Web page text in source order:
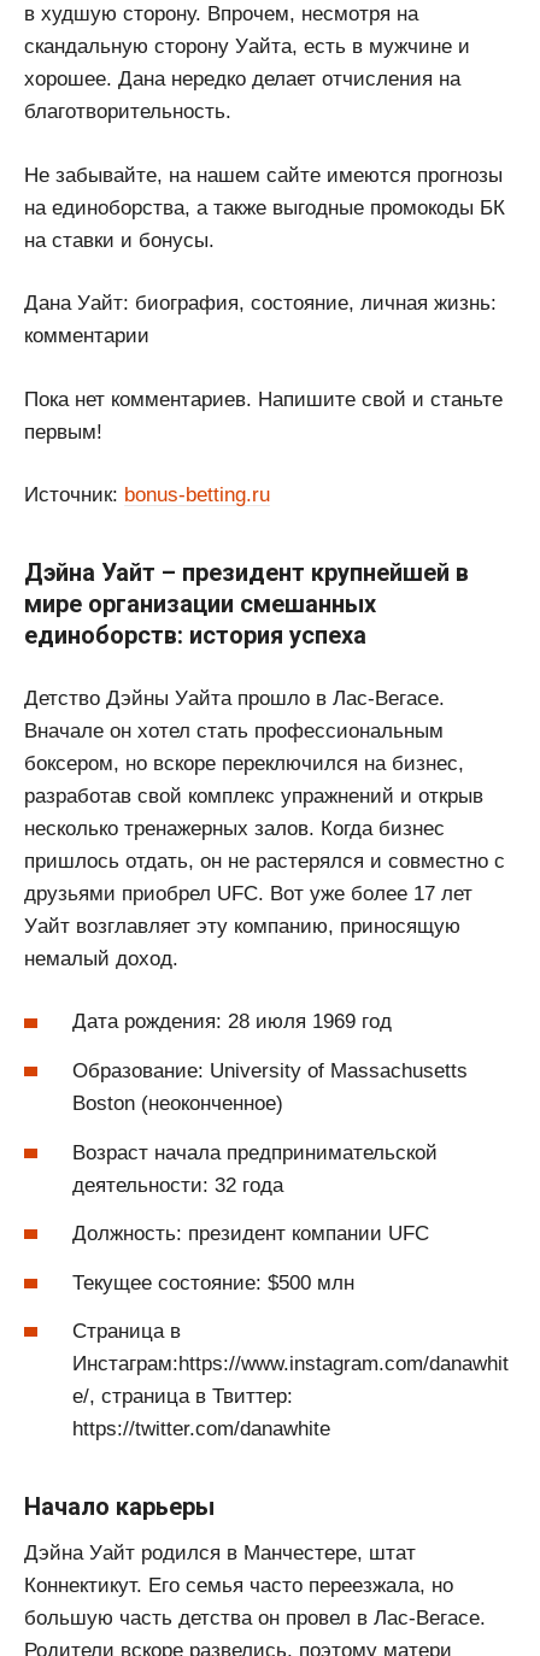
в худшую сторону. Впрочем, несмотря на
скандальную сторону Уайта, есть в мужчине и
хорошее. Дана нередко делает отчисления на
благотворительность.
Не забывайте, на нашем сайте имеются прогнозы
на единоборства, а также выгодные промокоды БК
на ставки и бонусы.
Дана Уайт: биография, состояние, личная жизнь:
комментарии
Пока нет комментариев. Напишите свой и станьте
первым!
Источник: bonus-betting.ru
Дэйна Уайт – президент крупнейшей в
мире организации смешанных
единоборств: история успеха
Детство Дэйны Уайта прошло в Лас-Вегасе.
Вначале он хотел стать профессиональным
боксером, но вскоре переключился на бизнес,
разработав свой комплекс упражнений и открыв
несколько тренажерных залов. Когда бизнес
пришлось отдать, он не растерялся и совместно с
друзьями приобрел UFC. Вот уже более 17 лет
Уайт возглавляет эту компанию, приносящую
немалый доход.
Дата рождения: 28 июля 1969 год
Образование: University of Massachusetts
Boston (неоконченное)
Возраст начала предпринимательской
деятельности: 32 года
Должность: президент компании UFC
Текущее состояние: $500 млн
Страница в
Инстаграм:https://www.instagram.com/danawhit
e/, страница в Твиттер:
https://twitter.com/danawhite
Начало карьеры
Дэйна Уайт родился в Манчестере, штат
Коннектикут. Его семья часто переезжала, но
большую часть детства он провел в Лас-Вегасе.
Родители вскоре развелись, поэтому матери